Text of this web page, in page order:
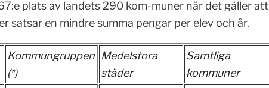
plats av landets 290 kom-muner när det gäller att
satsar en mindre summa pengar per elev och år.
Kommungruppen
(*)
Medelstora
städer
Samtliga
kommuner